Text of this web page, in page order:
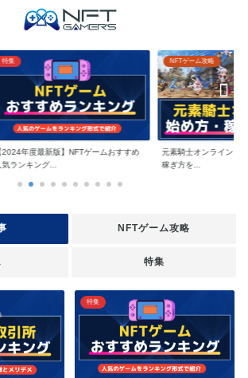
特集
2024年度最新版】NFTゲームおすすめ
気ランキング...
NFTゲーム攻略
元素騎士オンラインと
稼ぎ方を...
NFTゲーム攻略
特集
特集